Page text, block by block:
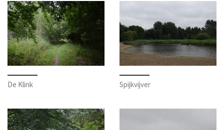
De Klink Spijkvijver